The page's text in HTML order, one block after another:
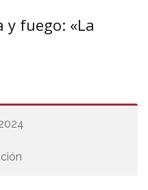
y fuego: «La